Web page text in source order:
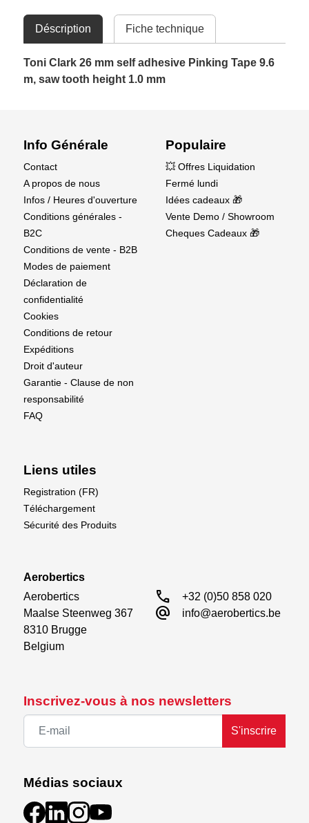
Déscription Fiche technique
Toni Clark 26 mm self adhesive Pinking Tape 9.6
m, saw tooth height 1.0 mm
Inscrivez-vous à nos newsletters
S'inscrire
Médias sociaux
Info Générale
Contact
A propos de nous
Infos / Heures d'ouverture
Conditions générales -
B2C
Conditions de vente - B2B
Modes de paiement
Déclaration de
confidentialité
Cookies
Conditions de retour
Expéditions
Droit d'auteur
Garantie - Clause de non
responsabilité
FAQ
Populaire
💥 Offres Liquidation
Fermé lundi
Idées cadeaux 🎁
Vente Demo / Showroom
Cheques Cadeaux 🎁
Liens utiles
Registration (FR)
Téléchargement
Sécurité des Produits
Aerobertics
Aerobertics
Maalse Steenweg 367
8310 Brugge
Belgium
call +32 (0)50 858 020
alternate_email info@aerobertics.be